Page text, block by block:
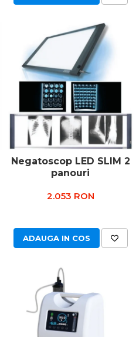
Negatoscop LED SLIM 2
panouri
2.053 RON
ADAUGA IN COS